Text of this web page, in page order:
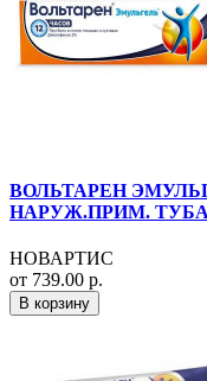
ВОЛЬТАРЕН
НАРУЖ.ПРИМ. ТУБА
НОВАРТИС
от 739.00 р.
В корзину